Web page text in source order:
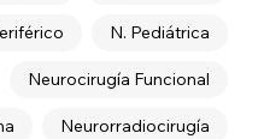
N. Pediátrica
Neurocirugía Funcional
Neurorradiocirugía